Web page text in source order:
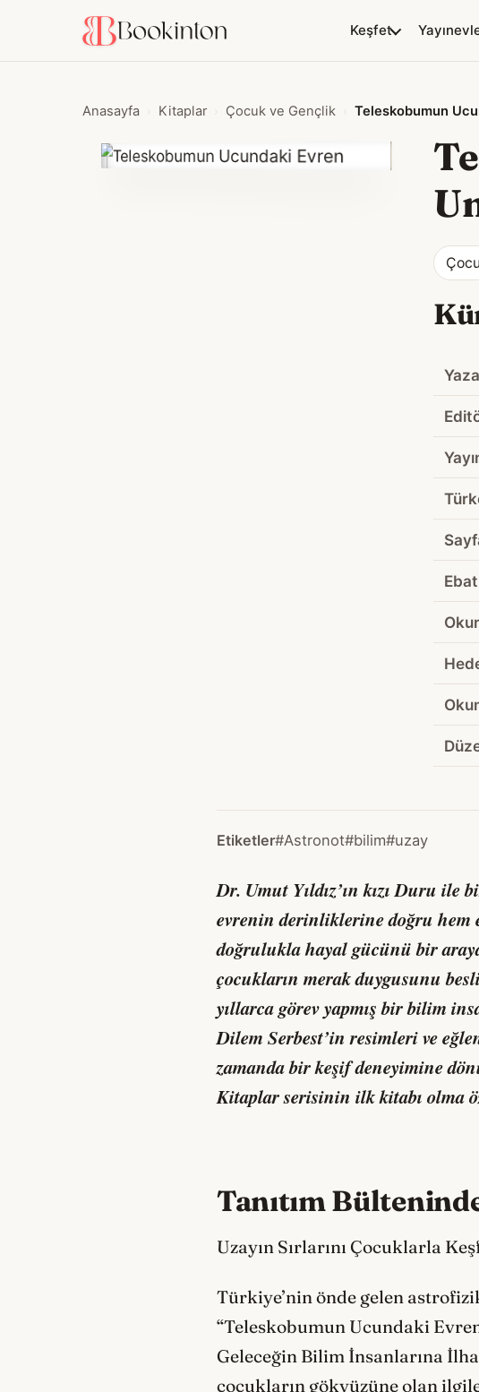
Keşfet
Anasayfa Kitaplar Çocuk ve Gençlik
Ebat
Etiketler#Astronot#bilim#uzay
Dr. Umut Yıldız’ın kızı Duru ile
evrenin derinliklerine doğru hem
doğrulukla hayal gücünü bir
çocukların merak duygusunu
yıllarca görev yapmış bir bilim
Dilem Serbest’in resimleri ve
zamanda bir keşif deneyimine
Kitaplar serisinin ilk kitabı olma
Tanıtım
Uzayın Sırlarını Çocuklarla
Türkiye’nin önde gelen
“Teleskobumun Ucundaki
Geleceğin Bilim İnsanlarına
çocukların gökyüzüne olan